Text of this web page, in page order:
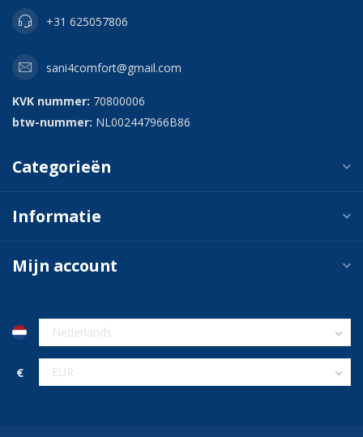
+31 625057806
sani4comfort@gmail.com
KVK nummer: 70800006
btw-nummer: NL002447966B86
Categorieën
Informatie
Mijn account
€